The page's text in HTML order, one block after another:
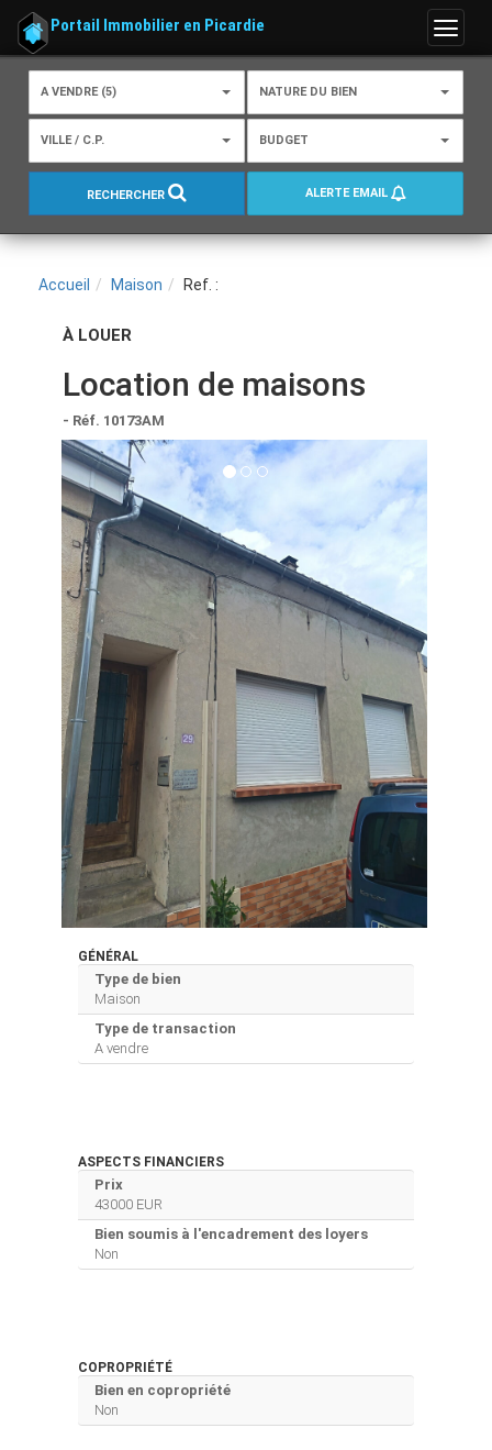
Menu
Portail Immobilier en Picardie
A VENDRE (5) NATURE DU BIEN
VILLE / C.P. BUDGET
RECHERCHER ALERTE EMAIL
Accueil Maison Ref. :
À LOUER
Location de maisons
- Réf. 10173AM
GÉNÉRAL
Type de bien
Maison
Type de transaction
A vendre
ASPECTS FINANCIERS
Prix
43000 EUR
Bien soumis à l'encadrement des loyers
Non
COPROPRIÉTÉ
Bien en copropriété
Non